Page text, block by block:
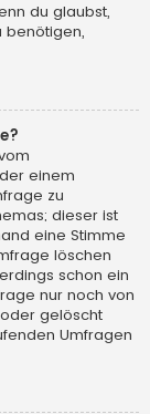
du glaubst,
benötigen,
einem
zu
dieser ist
eine Stimme
löschen
schon ein
nur noch von
gelöscht
Umfragen